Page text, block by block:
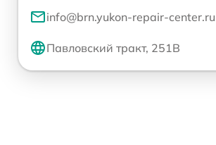
info@brn.yukon-repair-center.ru
Павловский тракт, 251В